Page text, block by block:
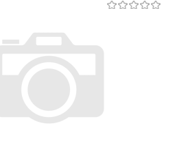
В корзину
В избранное